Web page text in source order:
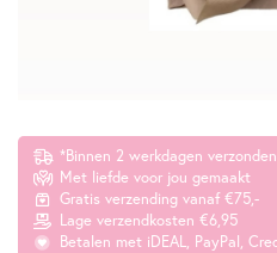
*Binnen 2 werkdagen verzonden
Met liefde voor jou gemaakt
Gratis verzending vanaf €75,-
Lage verzendkosten €6,95
Betalen met iDEAL, PayPal,